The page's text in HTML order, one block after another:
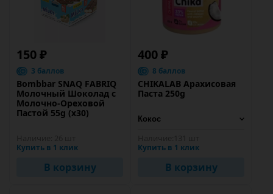
150 ₽
3 баллов
Bombbar SNAQ FABRIQ
Молочный Шоколад с
Молочно-Ореховой
Пастой 55g (х30)
Купить в 1 клик
В корзину
400 ₽
8 баллов
CHIKALAB Арахисовая
Паста 250g
Купить в 1 клик
В корзину